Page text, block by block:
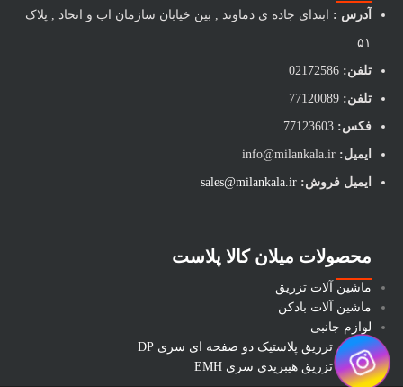
آدرس : ابتدای جاده ی دماوند , بین خیابان سازمان اب و اتحاد , پلاک
۵۱
تلفن: 02172586
تلفن:
فکس:
ایمیل:
ایمیل فروش: sales@milankala.ir
محصولات میلان کالا پلاست
ماشین آلات تزریق
ماشین آلات بادکن
لوازم جانبی
ماشین تزریق پلاستیک دو صفحه ای سری DP
ماشین تزریق هیبریدی سری EMH